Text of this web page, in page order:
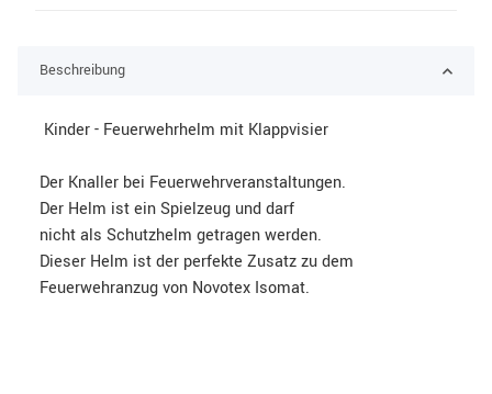
Beschreibung
Kinder - Feuerwehrhelm mit Klappvisier
Der Knaller bei Feuerwehrveranstaltungen.
Der Helm ist ein Spielzeug und darf
nicht als Schutzhelm getragen werden.
Dieser Helm ist der perfekte Zusatz zu dem
Feuerwehranzug von Novotex Isomat.